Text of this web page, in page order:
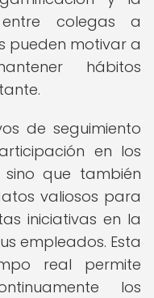
colegas a
pueden motivar a
hábitos
de seguimiento
en los
que también
valiosos para
iniciativas en la
empleados. Esta
real permite
los